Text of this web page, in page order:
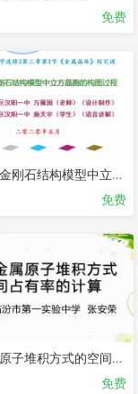
免费
探究铜和金刚石结构模型中立方晶胞的构图过程
免费
四种金属原子堆积方式的空间利用率计算
免费